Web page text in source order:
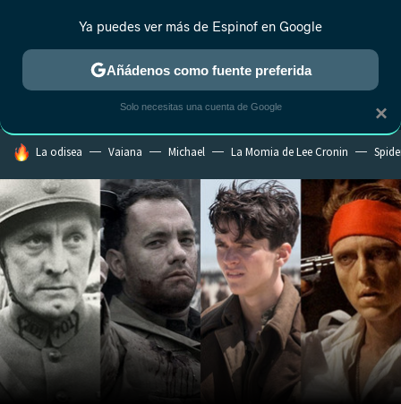
MENÚ NUEVO
ESTRENOS REALITY ANIME RANKINGS CINE
HOY SE HABLA DE
La odisea Vaiana Michael La Momia de Lee Cronin
×
Ya puedes ver más de Espinof en Google
Añádenos como fuente preferida
Solo necesitas una cuenta de Google